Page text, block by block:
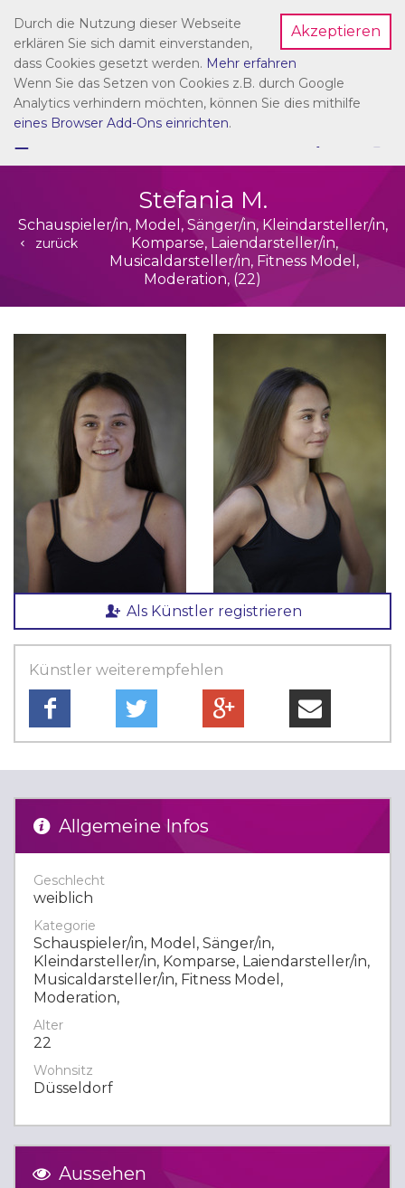
Dein Account
☰
Stefania M.
zurück
Schauspieler/in, Model, Sänger/in, Kleindarsteller/in,
Komparse, Laiendarsteller/in,
Musicaldarsteller/in, Fitness Model,
Moderation, (22)
Als Künstler registrieren
Künstler weiterempfehlen
Allgemeine Infos
Geschlecht
weiblich
Kategorie
Schauspieler/in, Model, Sänger/in,
Kleindarsteller/in, Komparse, Laiendarsteller/in,
Musicaldarsteller/in, Fitness Model,
Moderation,
Alter
22
Wohnsitz
Düsseldorf
Aussehen
Akzeptieren
Durch die Nutzung dieser Webseite
erklären Sie sich damit einverstanden,
dass Cookies gesetzt werden. Mehr erfahren
Wenn Sie das Setzen von Cookies z.B. durch Google
Analytics verhindern möchten, können Sie dies mithilfe
eines Browser Add-Ons einrichten.